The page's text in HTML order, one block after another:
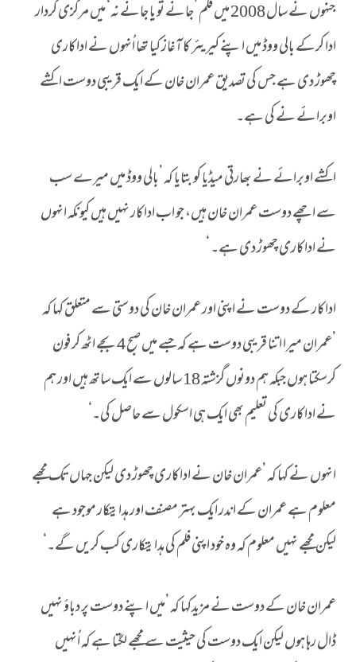
جنہوں نے سال 2008 میں فلم ’جانے تو یا جانے نہ‘ میں مرکزی کردار
ادا کرکے بالی ووڈ میں اپنے کیریئر کا آغاز کیا تھا اُنہوں نے اداکاری
چھوڑ دی ہے جس کی تصدیق عمران خان کے ایک قریبی دوست اکشے
اوبرائے نے کی ہے۔
اکشے اوبرائے نے بھارتی میڈیا کو بتایا کہ ’بالی ووڈ میں میرے سب
سے اچھے دوست عمران خان ہیں، جو اب اداکار نہیں ہیں کیونکہ انہوں
نے اداکاری چھوڑ دی ہے۔ ‘
اداکار کے دوست نے اپنی اور عمران خان کی دوستی سے متعلق کہا کہ
’عمران میرا اتنا قریبی دوست ہے کہ جسے میں صبح 4 بجے اٹھ کر فون
کرسکتا ہوں جبکہ ہم دونوں گزشتہ 18 سالوں سے ایک ساتھ ہیں اور ہم
نے اداکاری کی تعلیم بھی ایک ہی اسکول سے حاصل کی۔‘
انہوں نے کہا کہ ’عمران خان نے اداکاری چھوڑ دی لیکن جہاں تک مجھے
معلوم ہے عمران کے اندر ایک بہتر مصنف اور ہدایتکار موجود ہے
لیکن مجھے نہیں معلوم کہ وہ خود اپنی فلم کی ہدایتکاری کب کریں گے۔‘
عمران خان کے دوست نے مزیدکہا کہ ’میں اپنے دوست پر دباؤ نہیں
ڈال رہا ہوں لیکن ایک دوست کی حیثیت سے مجھے لگتا ہے کہ اُنہیں